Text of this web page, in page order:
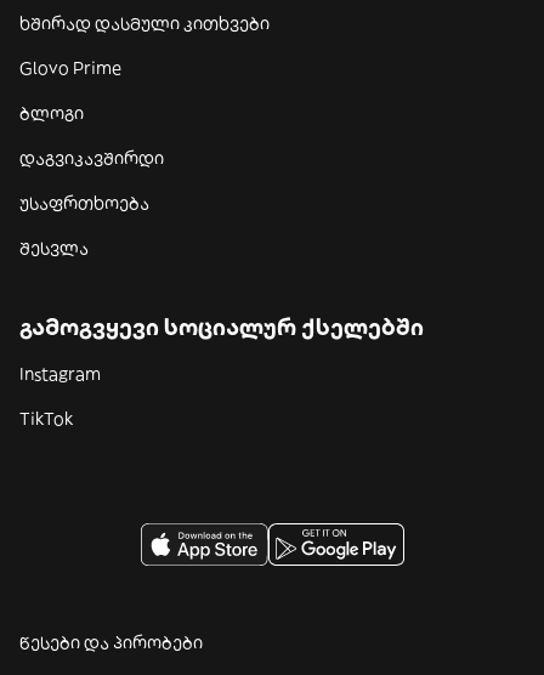
ხშირად დასმული კითხვები
Glovo Prime
ბლოგი
დაგვიკავშირდი
უსაფრთხოება
შესვლა
გამოგვყევი სოციალურ ქსელებში
Instagram
TikTok
წესები და პირობები